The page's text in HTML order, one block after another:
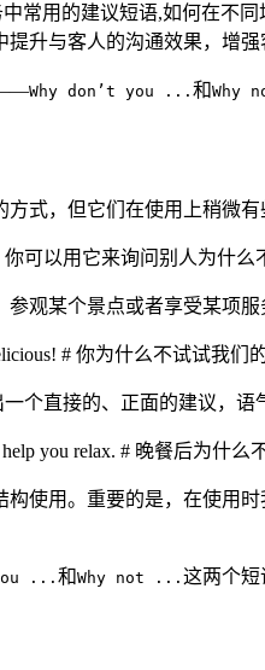
中常用的建议短语,如何在
升与客人的沟通效果，增强
——Why don’t you ... 和Why
式，但它们在使用上稍微有
可以用它来询问别人为什么
观某个景点或者享受某项服
# 你为什么不试试我们
个直接的、正面的建议，
help you relax. # 晚餐后为什
使用。重要的是，在使用
... 和Why not ... 这两个短